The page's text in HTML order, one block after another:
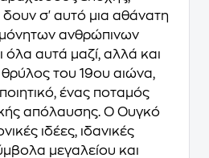
δουν σ' αυτό μια αθάνατη
ανθρώπινων
όλα αυτά μαζί, αλλά και
του 19ου αιώνα,
ένας ποταμός
απόλαυσης. Ο Ουγκό
ιδέες, ιδανικές
μεγαλείου και